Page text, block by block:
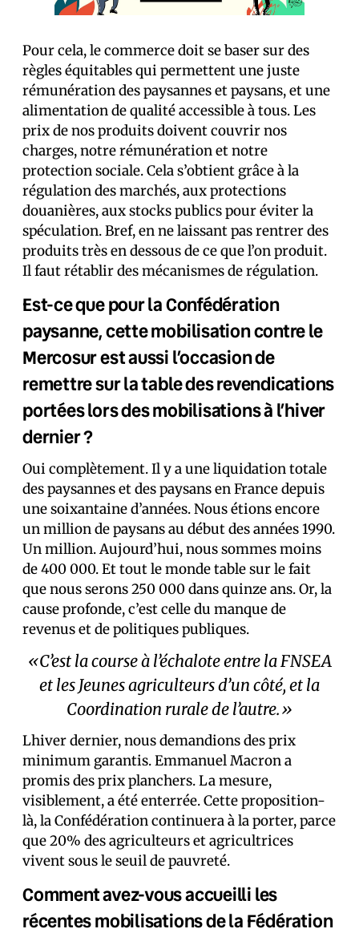
Pour cela, le commerce doit se baser sur des
règles équitables qui permettent une juste
rémunération des paysannes et paysans, et une
alimentation de qualité accessible à tous. Les
prix de nos produits doivent couvrir nos
charges, notre rémunération et notre
protection sociale. Cela s’obtient grâce à la
régulation des marchés, aux protections
douanières, aux stocks publics pour éviter la
spéculation. Bref, en ne laissant pas rentrer des
produits très en dessous de ce que l’on produit.
Il faut rétablir des mécanismes de régulation.
Est-ce que pour la Confédération
paysanne, cette mobilisation contre le
Mercosur est aussi l’occasion de
remettre sur la table des revendications
portées lors des mobilisations à l’hiver
dernier ?
Oui complètement. Il y a une liquidation totale
des paysannes et des paysans en France depuis
une soixantaine d’années. Nous étions encore
un million de paysans au début des années 1990.
Un million. Aujourd’hui, nous sommes moins
de 400 000. Et tout le monde table sur le fait
que nous serons 250 000 dans quinze ans. Or, la
cause profonde, c’est celle du manque de
revenus et de politiques publiques.
«C’est la course à l’échalote entre la FNSEA
et les Jeunes agriculteurs d’un côté, et la
Coordination rurale de l’autre.»
Lhiver dernier, nous demandions des prix
minimum garantis. Emmanuel Macron a
promis des prix planchers. La mesure,
visiblement, a été enterrée. Cette proposition-
là, la Confédération continuera à la porter, parce
que 20% des agriculteurs et agricultrices
vivent sous le seuil de pauvreté.
Comment avez-vous accueilli les
récentes mobilisations de la Fédération